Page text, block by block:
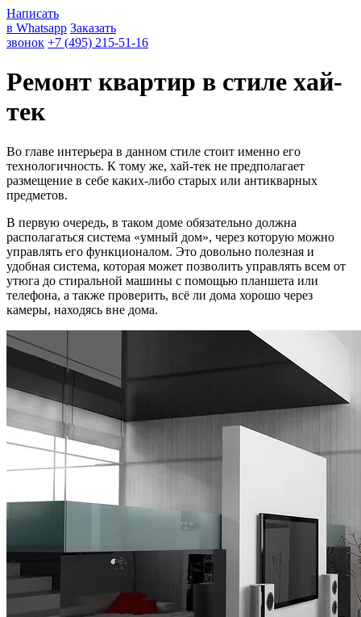
Написать
в Whatsapp Заказать
звонок +7 (495) 215-51-16
Ремонт квартир в стиле хай-
тек
Во главе интерьера в данном стиле стоит именно его
технологичность. К тому же, хай-тек не предполагает
размещение в себе каких-либо старых или антикварных
предметов.
В первую очередь, в таком доме обязательно должна
располагаться система «умный дом», через которую можно
управлять его функционалом. Это довольно полезная и
удобная система, которая может позволить управлять всем от
утюга до стиральной машины с помощью планшета или
телефона, а также проверить, всё ли дома хорошо через
камеры, находясь вне дома.